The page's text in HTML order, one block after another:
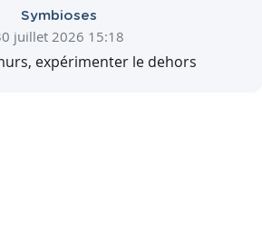
Symbioses
juillet 2026 15:18
expérimenter le dehors